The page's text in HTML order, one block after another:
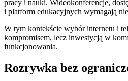
pracy i nauki. Wideokonferencje,
i platform edukacyjnych wymagają
W tym kontekście wybór internetu i
kompromisem, lecz inwestycją w
funkcjonowania.
Rozrywka bez